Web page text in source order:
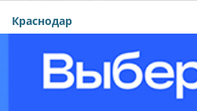
Краснодар